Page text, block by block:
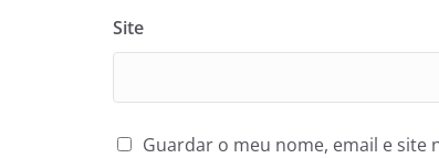
Site
Guardar o meu nome, email e site